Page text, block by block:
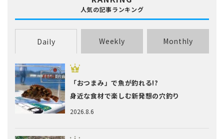
人気の記事ランキング
Daily Weekly Monthly
2026.8.6
「おつまみ」で魚が釣れる!?
身近な食材で楽しむ新発想の穴釣り